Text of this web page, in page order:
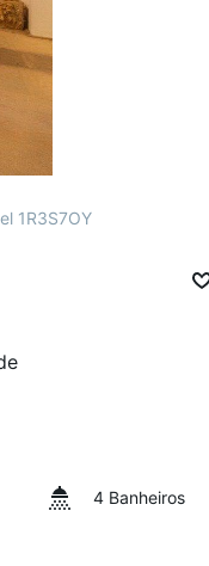
1R3S7OY
4 Banheiros